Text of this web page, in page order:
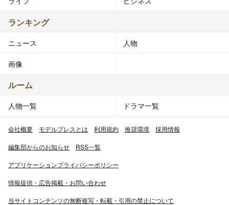
ランキング
ニュース 人物
画像
ルーム
人物一覧 ドラマ一覧
会社概要 モデルプレスとは 利用規約 推奨環境 採用情報
編集部からのお知らせ RSS一覧
アプリケーションプライバシーポリシー
情報提供・広告掲載・お問い合わせ
当サイトコンテンツの無断複写・転載・引用の禁止について